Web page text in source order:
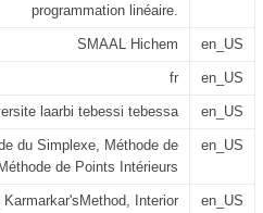
programmation linéaire.
SMAAL Hichem en_US
fr en_US
laarbi tebessi tebessa en_US
du Simplexe, Méthode de
de Points Intérieurs
en_US
Interior
en_US